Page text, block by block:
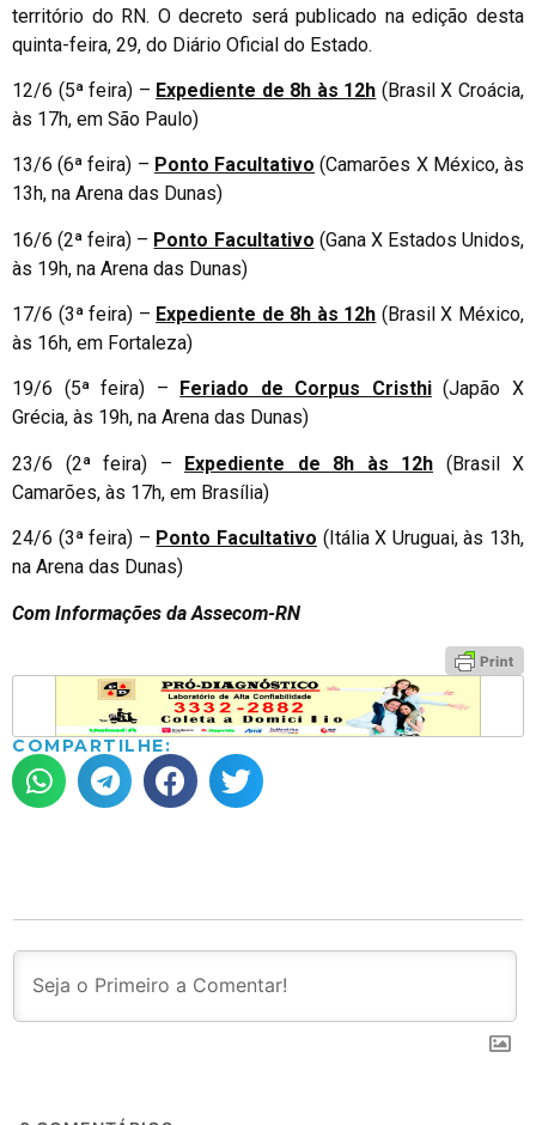
território do RN. O decreto será publicado na edição desta
quinta-feira, 29, do Diário Oficial do Estado.
12/6 (5ª feira) – Expediente de 8h às 12h (Brasil X Croácia,
às 17h, em São Paulo)
13/6 (6ª feira) – Ponto Facultativo (Camarões X México, às
13h, na Arena das Dunas)
16/6 (2ª feira) – Ponto Facultativo (Gana X Estados Unidos,
às 19h, na Arena das Dunas)
17/6 (3ª feira) – Expediente de 8h às 12h (Brasil X México,
às 16h, em Fortaleza)
19/6 (5ª feira) – Feriado de Corpus Cristhi(Japão X
Grécia, às 19h, na Arena das Dunas)
23/6 (2ª feira) – Expediente de 8h às 12h (Brasil X
Camarões, às 17h, em Brasília)
24/6 (3ª feira) – Ponto Facultativo (Itália X Uruguai, às 13h,
na Arena das Dunas)
Com Informações da Assecom-RN
COMPARTILHE: